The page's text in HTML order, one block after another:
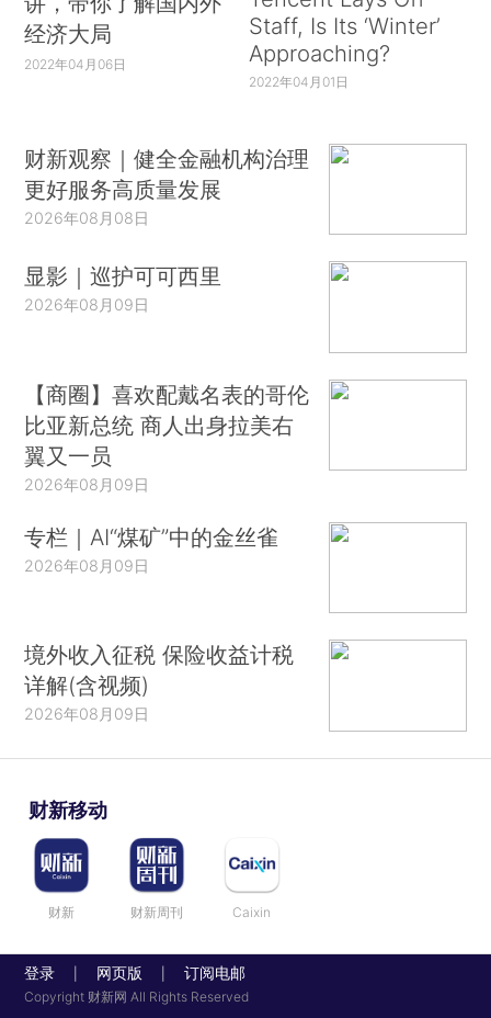
经济大局
2022年04月06日
Staff, Is Its ‘Winter’
Approaching?
2022年04月01日
财新观察｜健全金融机构治理
更好服务高质量发展
2026年08月08日
显影｜巡护可可西里
2026年08月09日
【商圈】喜欢配戴名表的哥伦
比亚新总统 商人出身拉美右
翼又一员
2026年08月09日
专栏｜AI“煤矿”中的金丝雀
2026年08月09日
境外收入征税 保险收益计税
详解(含视频)
2026年08月09日
财新移动
财新 财新周刊 Caixin
登录 网页版 订阅电邮
Copyright 财新网 All Rights Reserved